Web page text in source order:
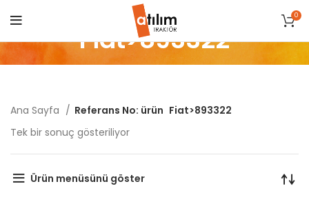
0
Fiat>893322
Ana Sayfa Referans No: ürün Fiat>893322
Tek bir sonuç gösteriliyor
Ürün menüsünü göster